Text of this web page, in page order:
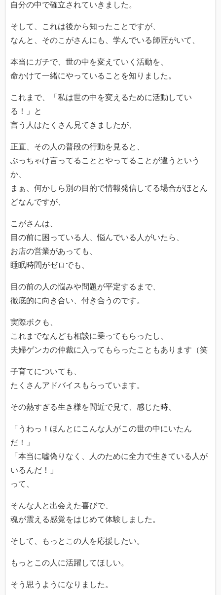
自分の中で確立されていきました。
そして、これは後から知ったことですが、
なんと、そのこがさんにも、学んでいる師匠がいて、
本当にガチで、世の中を変えていく活動を、
命かけて一緒にやっていることを知りました。
これまで、「私は世の中を変えるために活動してい
る！」と
言う人はたくさん見てきましたが、
正直、その人の普段の行動を見ると、
ぶっちゃけ言ってることとやってることが違うという
か、
まぁ、何かしら別の目的で情報発信してる場合がほとん
どなんですが、
こがさんは、
目の前に困っている人、悩んでいる人がいたら、
お店の営業があっても、
睡眠時間がゼロでも、
目の前の人の悩みや問題が平定するまで、
徹底的に向き合い、付き合うのです。
実際ボクも、
これまでなんども相談に乗ってもらったし、
夫婦ゲンカの仲裁に入ってもらったこともあります（笑
子育てについても、
たくさんアドバイスもらっています。
その熱すぎる生き様を間近で見て、感じた時、
「うわっ！ほんとにこんな人がこの世の中にいたん
だ！」
「本当に嘘偽りなく、人のために全力で生きている人が
いるんだ！」
って、
そんな人と出会えた喜びで、
魂が震える感覚をはじめて体験しました。
そして、もっとこの人を応援したい。
もっとこの人に活躍してほしい。
そう思うようになりました。